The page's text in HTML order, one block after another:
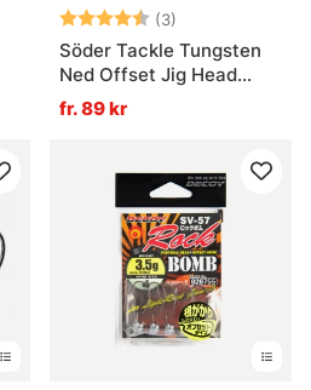
Betyg: (3)
Söder Tackle Tungsten
Ned Offset Jig Head
Green
fr. 89 kr